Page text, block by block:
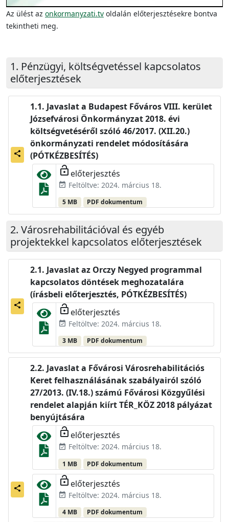
Az ülést az onkormanyzati.tv oldalán előterjesztésekre bontva
tekintheti meg.
Pénzügyi, költségvetéssel kapcsolatos
előterjesztések
share
Javaslat a Budapest Főváros VIII. kerület
Józsefvárosi Önkormányzat 2018. évi
költségvetéséről szóló 46/2017. (XII.20.)
önkormányzati rendelet módosítására
(PÓTKÉZBESÍTÉS)
lock_open előterjesztés
event_available Feltöltve: 2024. március 18.
5 MB PDF dokumentum
Városrehabilitációval és egyéb
projektekkel kapcsolatos előterjesztések
share
Javaslat az Orczy Negyed programmal
kapcsolatos döntések meghozatalára
(írásbeli előterjesztés, PÓTKÉZBESÍTÉS)
lock_open előterjesztés
event_available Feltöltve: 2024. március 18.
3 MB PDF dokumentum
share
Javaslat a Fővárosi Városrehabilitációs
Keret felhasználásának szabályairól szóló
27/2013. (IV.18.) számú Fővárosi Közgyűlési
rendelet alapján kiírt TÉR_KÖZ 2018 pályázat
benyújtására
lock_open előterjesztés
event_available Feltöltve: 2024. március 18.
1 MB PDF dokumentum
lock_open előterjesztés
event_available Feltöltve: 2024. március 18.
4 MB PDF dokumentum